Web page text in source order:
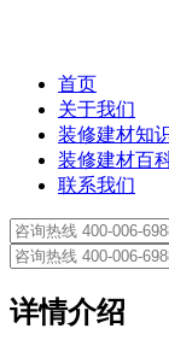
首页
关于我们
装修建材知
装修建材百
联系我们
详情介绍